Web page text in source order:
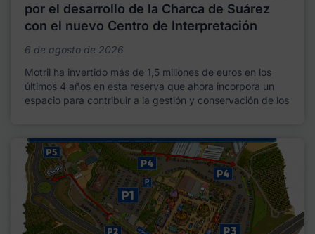
por el desarrollo de la Charca de Suárez
con el nuevo Centro de Interpretación
6 de agosto de 2026
Motril ha invertido más de 1,5 millones de euros en los
últimos 4 años en esta reserva que ahora incorpora un
espacio para contribuir a la gestión y conservación de los